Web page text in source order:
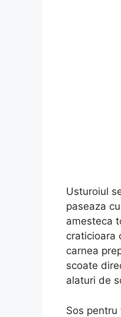
Usturoiul
paseaza
amesteca
craticioara
carnea
scoate
alaturi de
Sos